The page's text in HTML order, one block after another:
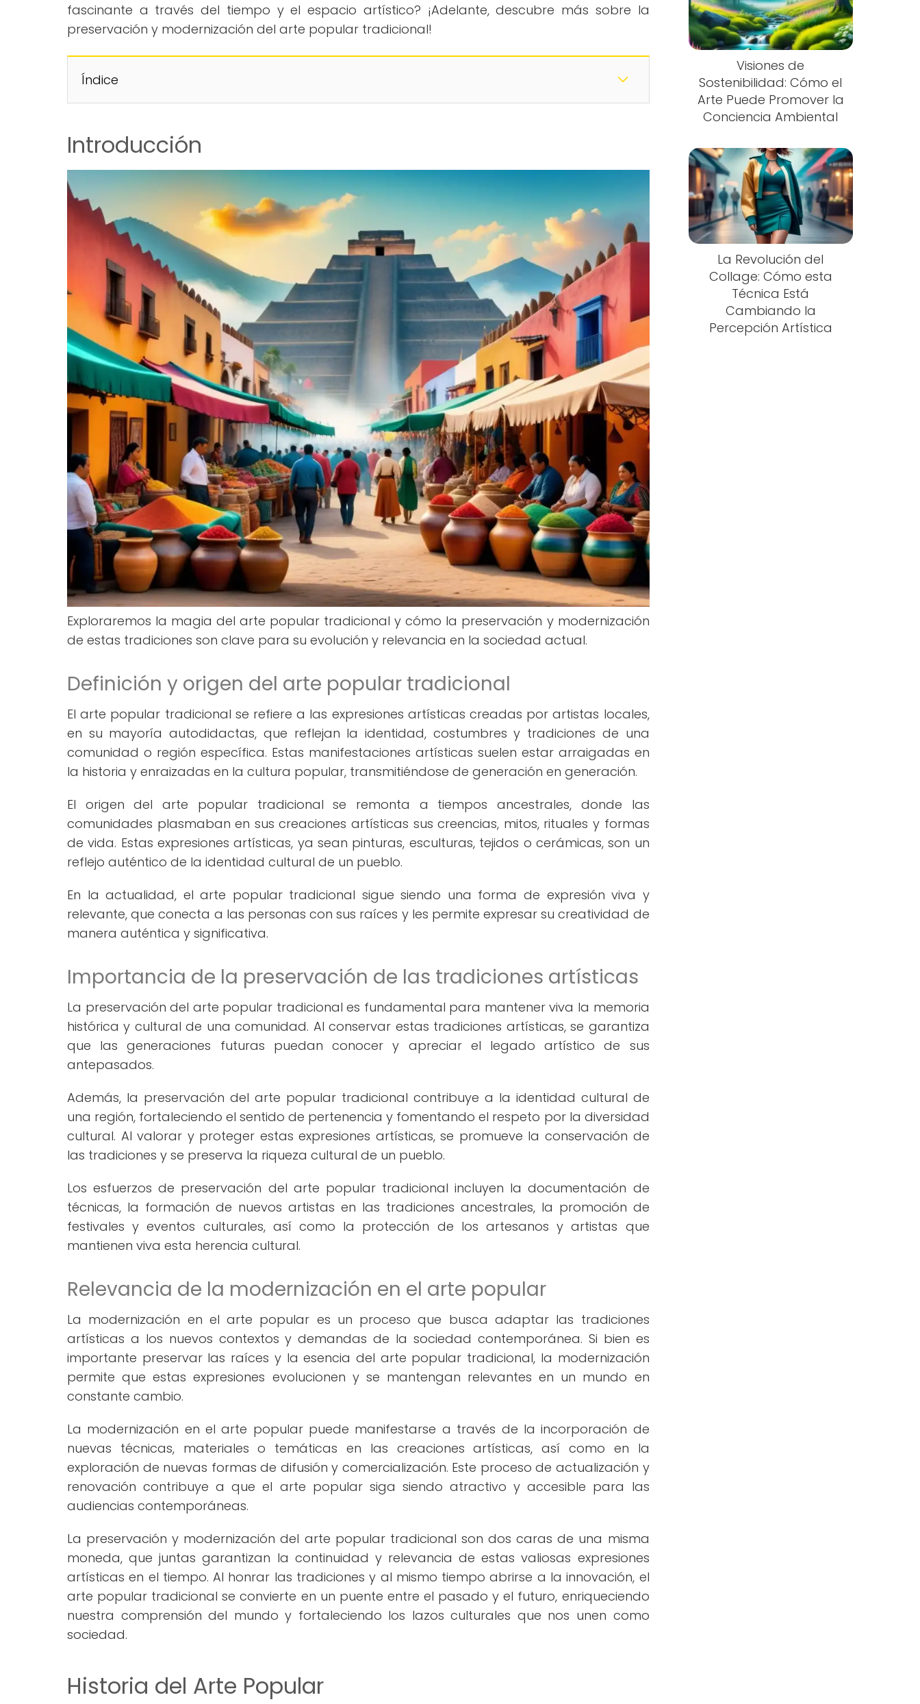
fascinante a través del tiempo y el espacio artístico? ¡Adelante, descubre más sobre la
preservación y modernización del arte popular tradicional!
Índice
Introducción
Exploraremos la magia del arte popular tradicional y cómo la preservación y modernización
de estas tradiciones son clave para su evolución y relevancia en la sociedad actual.
Definición y origen del arte popular tradicional
El arte popular tradicional se refiere a las expresiones artísticas creadas por artistas locales,
en su mayoría autodidactas, que reflejan la identidad, costumbres y tradiciones de una
comunidad o región específica. Estas manifestaciones artísticas suelen estar arraigadas en
la historia y enraizadas en la cultura popular, transmitiéndose de generación en generación.
El origen del arte popular tradicional se remonta a tiempos ancestrales, donde las
comunidades plasmaban en sus creaciones artísticas sus creencias, mitos, rituales y formas
de vida. Estas expresiones artísticas, ya sean pinturas, esculturas, tejidos o cerámicas, son un
reflejo auténtico de la identidad cultural de un pueblo.
En la actualidad, el arte popular tradicional sigue siendo una forma de expresión viva y
relevante, que conecta a las personas con sus raíces y les permite expresar su creatividad de
manera auténtica y significativa.
Importancia de la preservación de las tradiciones artísticas
La preservación del arte popular tradicional es fundamental para mantener viva la memoria
histórica y cultural de una comunidad. Al conservar estas tradiciones artísticas, se garantiza
que las generaciones futuras puedan conocer y apreciar el legado artístico de sus
antepasados.
Además, la preservación del arte popular tradicional contribuye a la identidad cultural de
una región, fortaleciendo el sentido de pertenencia y fomentando el respeto por la diversidad
cultural. Al valorar y proteger estas expresiones artísticas, se promueve la conservación de
las tradiciones y se preserva la riqueza cultural de un pueblo.
Los esfuerzos de preservación del arte popular tradicional incluyen la documentación de
técnicas, la formación de nuevos artistas en las tradiciones ancestrales, la promoción de
festivales y eventos culturales, así como la protección de los artesanos y artistas que
mantienen viva esta herencia cultural.
Relevancia de la modernización en el arte popular
La modernización en el arte popular es un proceso que busca adaptar las tradiciones
artísticas a los nuevos contextos y demandas de la sociedad contemporánea. Si bien es
importante preservar las raíces y la esencia del arte popular tradicional, la modernización
permite que estas expresiones evolucionen y se mantengan relevantes en un mundo en
constante cambio.
La modernización en el arte popular puede manifestarse a través de la incorporación de
nuevas técnicas, materiales o temáticas en las creaciones artísticas, así como en la
exploración de nuevas formas de difusión y comercialización. Este proceso de actualización y
renovación contribuye a que el arte popular siga siendo atractivo y accesible para las
audiencias contemporáneas.
La preservación y modernización del arte popular tradicional son dos caras de una misma
moneda, que juntas garantizan la continuidad y relevancia de estas valiosas expresiones
artísticas en el tiempo. Al honrar las tradiciones y al mismo tiempo abrirse a la innovación, el
arte popular tradicional se convierte en un puente entre el pasado y el futuro, enriqueciendo
nuestra comprensión del mundo y fortaleciendo los lazos culturales que nos unen como
sociedad.
Historia del Arte Popular
Visiones de
Sostenibilidad: Cómo el
Arte Puede Promover la
Conciencia Ambiental
La Revolución del
Collage: Cómo esta
Técnica Está
Cambiando la
Percepción Artística